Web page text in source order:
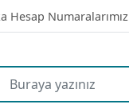
Hesap Numaralarımız